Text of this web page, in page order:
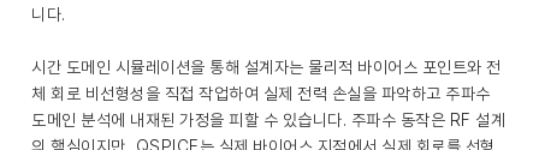
니다.
시간 도메인 시뮬레이션을 통해 설계자는 물리적 바이어스 포인트와 전
체 회로 비선형성을 직접 작업하여 실제 전력 손실을 파악하고 주파수
도메인 분석에 내재된 가정을 피할 수 있습니다. 주파수 동작은 RF 설계